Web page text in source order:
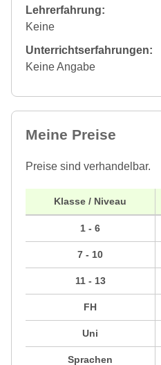
Lehrerfahrung:
Keine
Unterrichtserfahrungen:
Keine Angabe
Meine Preise
Preise sind verhandelbar.
Klasse / Niveau
1 - 6
7 - 10
11 - 13
FH
Uni
Sprachen